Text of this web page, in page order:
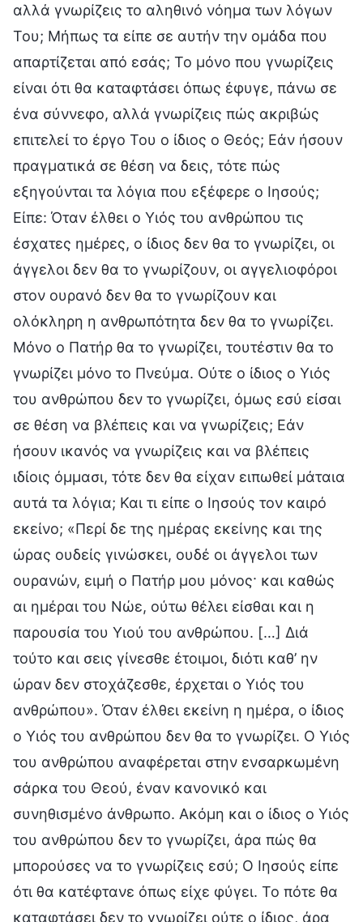
αλλά γνωρίζεις το αληθινό νόημα των λόγων
Του; Μήπως τα είπε σε αυτήν την ομάδα που
απαρτίζεται από εσάς; Το μόνο που γνωρίζεις
είναι ότι θα καταφτάσει όπως έφυγε, πάνω σε
ένα σύννεφο, αλλά γνωρίζεις πώς ακριβώς
επιτελεί το έργο Του ο ίδιος ο Θεός; Εάν ήσουν
πραγματικά σε θέση να δεις, τότε πώς
εξηγούνται τα λόγια που εξέφερε ο Ιησούς;
Είπε: Όταν έλθει ο Υιός του ανθρώπου τις
έσχατες ημέρες, ο ίδιος δεν θα το γνωρίζει, οι
άγγελοι δεν θα το γνωρίζουν, οι αγγελιοφόροι
στον ουρανό δεν θα το γνωρίζουν και
ολόκληρη η ανθρωπότητα δεν θα το γνωρίζει.
Μόνο ο Πατήρ θα το γνωρίζει, τουτέστιν θα το
γνωρίζει μόνο το Πνεύμα. Ούτε ο ίδιος ο Υιός
του ανθρώπου δεν το γνωρίζει, όμως εσύ είσαι
σε θέση να βλέπεις και να γνωρίζεις; Εάν
ήσουν ικανός να γνωρίζεις και να βλέπεις
ιδίοις όμμασι, τότε δεν θα είχαν ειπωθεί μάταια
αυτά τα λόγια; Και τι είπε ο Ιησούς τον καιρό
εκείνο; «Περί δε της ημέρας εκείνης και της
ώρας ουδείς γινώσκει, ουδέ οι άγγελοι των
ουρανών, ειμή ο Πατήρ μου μόνος· και καθώς
αι ημέραι του Νώε, ούτω θέλει είσθαι και η
παρουσία του Υιού του ανθρώπου. […] Διά
τούτο και σεις γίνεσθε έτοιμοι, διότι καθ’ ην
ώραν δεν στοχάζεσθε, έρχεται ο Υιός του
ανθρώπου». Όταν έλθει εκείνη η ημέρα, ο ίδιος
ο Υιός του ανθρώπου δεν θα το γνωρίζει. Ο Υιός
του ανθρώπου αναφέρεται στην ενσαρκωμένη
σάρκα του Θεού, έναν κανονικό και
συνηθισμένο άνθρωπο. Ακόμη και ο ίδιος ο Υιός
του ανθρώπου δεν το γνωρίζει, άρα πώς θα
μπορούσες να το γνωρίζεις εσύ; Ο Ιησούς είπε
ότι θα κατέφτανε όπως είχε φύγει. Το πότε θα
καταφτάσει δεν το γνωρίζει ούτε ο ίδιος, άρα